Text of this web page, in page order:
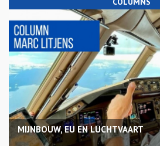
MIJNBOUW, EU EN LUCHTVAART